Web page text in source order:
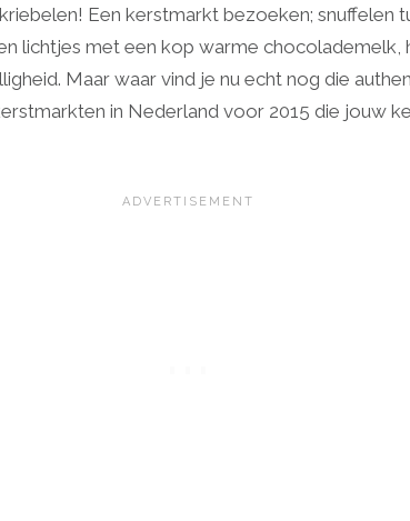
Een kerstmarkt bezoeken; snuffelen
lichtjes met een kop warme chocolademelk,
Maar waar vind je nu echt nog die
in Nederland voor 2015 die jouw